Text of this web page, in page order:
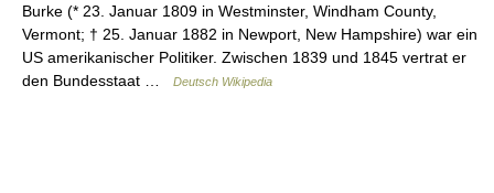
Burke (* 23. Januar 1809 in Westminster, Windham County,
Vermont; † 25. Januar 1882 in Newport, New Hampshire) war ein
US amerikanischer Politiker. Zwischen 1839 und 1845 vertrat er
den Bundesstaat …
Deutsch Wikipedia